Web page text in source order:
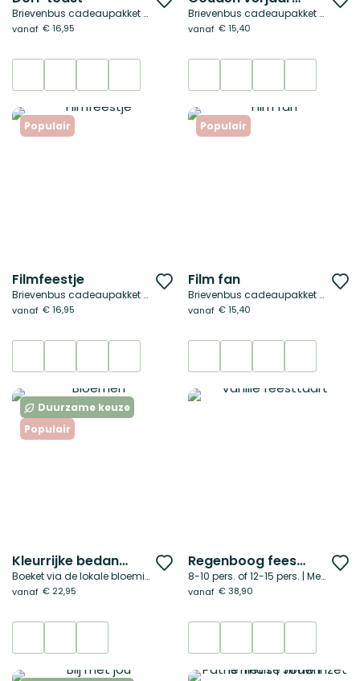
Brievenbus cadeaupakket met cadeaubon
vanaf € 16,95
toe
aan
verlanglijst
Brievenbus cadeaupakket met cadeaubon
vanaf € 15,40
Populair
Filmfeestje
Brievenbus cadeaupakket met cadeaubon
vanaf € 16,95
Voeg
toe
aan
verlanglijst
Populair
Film fan
Brievenbus cadeaupakket met cadeaubon
vanaf € 15,40
Duurzame keuze
Populair
Kleurrijke bedankjes
Boeket via de lokale bloemist
vanaf € 22,95
Voeg
toe
aan
verlanglijst
Regenboog feesttaart mix
8-10 pers. of 12-15 pers. | Met foto
vanaf € 38,90